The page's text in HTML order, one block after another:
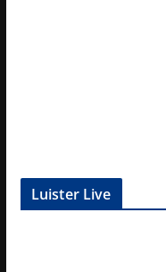
Luister Live